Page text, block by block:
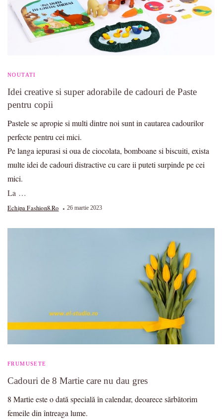
NOUTATI
Idei creative si super adorabile de cadouri de Paste
pentru copii
Pastele se apropie si multi dintre noi sunt in cautarea cadourilor
perfecte pentru cei mici.
Pe langa iepurasi si oua de ciocolata, bomboane si biscuiti, exista
multe idei de cadouri distractive cu care ii puteti surpinde pe cei
mici.
La …
Echipa Fashion8.ro 26 martie 2023
FRUMUSETE
Cadouri de 8 Martie care nu dau gres
8 Martie este o dată specială în calendar, deoarece sărbătorim
femeile din întreaga lume.